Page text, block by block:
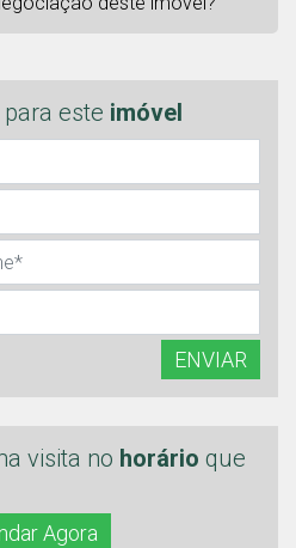
para este imóvel
ENVIAR
visita no horário que
Agora